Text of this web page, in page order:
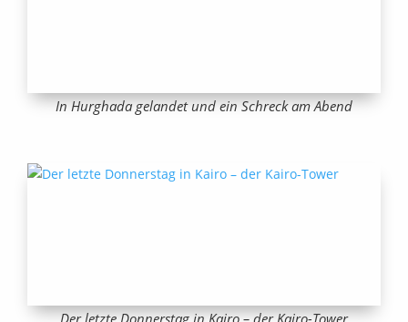
In Hurghada gelandet und ein Schreck am Abend
Der letzte Donnerstag in Kairo – der Kairo-Tower